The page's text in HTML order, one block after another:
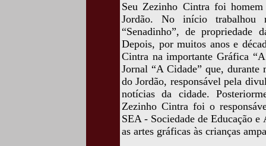
Seu Zezinho Cintra foi
Jordão. No início trabalhou
“Senadinho”, de
Depois, por muitos anos e
Cintra na importante Gráfica
Jornal “A Cidade” que,
do Jordão, responsável pela
notícias da cidade.
Zezinho Cintra foi o
SEA - Sociedade de Educação
as artes gráficas às crianças